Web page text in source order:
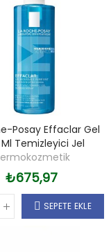
Posay Effaclar Gel
Temizleyici Jel
₺675,97
SEPETE EKLE